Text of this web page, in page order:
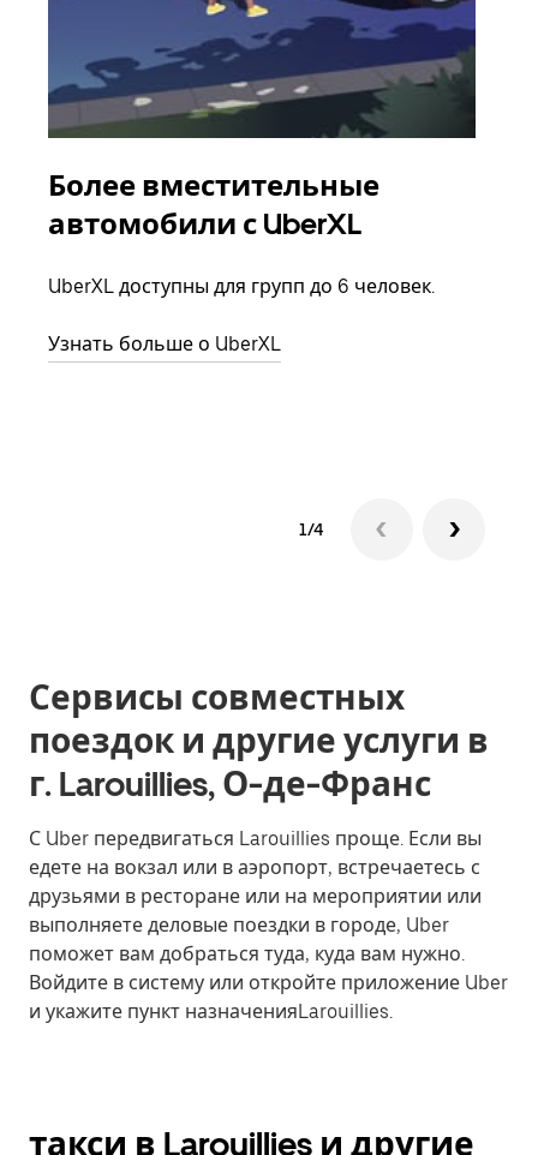
Более вместительные
автомобили с UberXL
UberXL доступны для групп до 6 человек.
Узнать больше о UberXL
1/4
Сервисы совместных
поездок и другие услуги в
г. Larouillies, О-де-Франс
С Uber передвигаться Larouillies проще. Если вы
едете на вокзал или в аэропорт, встречаетесь с
друзьями в ресторане или на мероприятии или
выполняете деловые поездки в городе, Uber
поможет вам добраться туда, куда вам нужно.
Войдите в систему или откройте приложение Uber
и укажите пункт назначенияLarouillies.
такси в Larouillies и другие